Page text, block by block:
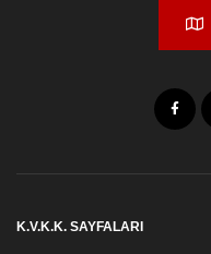
K.V.K.K. SAYFALARI